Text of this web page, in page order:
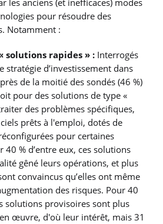
pour résoudre des
Notamment :
solutions rapides » : Interrogés
stratégie d’investissement dans
de la moitié des sondés (46 %)
pour des solutions de type «
des problèmes spécifiques,
prêts à l'emploi, dotés de
pour certaines
40 % d’entre eux, ces solutions
gêné leurs opérations, et plus
convaincus qu’elles ont même
des risques. Pour 40
solutions provisoires sont plus
œuvre, d'où leur intérêt, mais 31